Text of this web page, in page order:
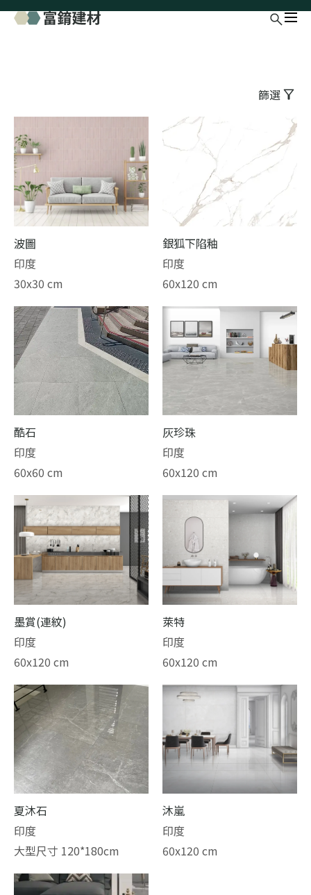
篩選
波圖
印度
30x30 cm
銀狐下陷釉
印度
60x120 cm
酷石
印度
60x60 cm
灰珍珠
印度
60x120 cm
墨賞(連紋)
印度
60x120 cm
萊特
印度
60x120 cm
夏沐石
印度
大型尺寸 120*180cm
沐嵐
印度
60x120 cm